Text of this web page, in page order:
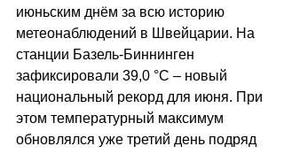
июньским днём за всю историю
метеонаблюдений в Швейцарии. На
станции Базель-Биннинген
зафиксировали 39,0 °C – новый
национальный рекорд для июня. При
этом температурный максимум
обновлялся уже третий день подряд